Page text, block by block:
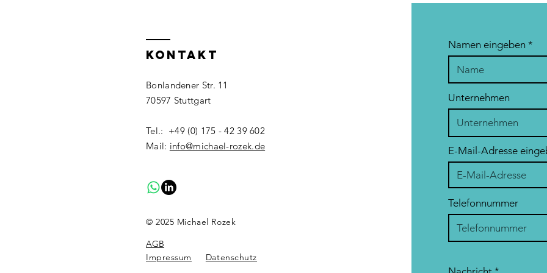
KONTAKT
Bonlandener Str. 11
70597 Stuttgart
Tel.: +49 (0) 175 - 42 39 602
Mail: ​ info@michael-rozek.de
© 2025 Michael Rozek
Impressum Datenschutz
AGB
Namen eingeben
Unternehmen
E-Mail-Adresse
Telefonnummer